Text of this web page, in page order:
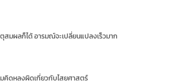
มผลก็ได้ อารมณ์จะเปลี่ยนแปลงเร็วมาก
คิดหลงผิดเกี่ยวกับไสยศาสตร์